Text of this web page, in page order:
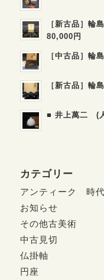
［新古品］輪
80,000円
［中古品］輪
［新古品］輪
■ 井上萬二 (
カテゴリー
アンティーク 時
お知らせ
その他古美術
中古見切
仏掛軸
円座